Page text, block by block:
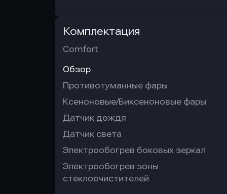
Комплектация
Comfort
Обзор
Противотуманные фары
Ксеноновые/Биксеноновые фары
Датчик дождя
Датчик света
Электрообогрев боковых зеркал
Электрообогрев зоны
стеклоочистителей